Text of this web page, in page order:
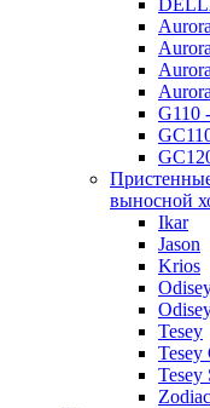
Aurora
G110
выносной
Ikar
Jason
Krios
Tesey
Tesey
Tesey
Zodiac